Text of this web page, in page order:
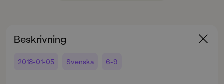
Beskrivning
2018-01-05 Svenska 6-9